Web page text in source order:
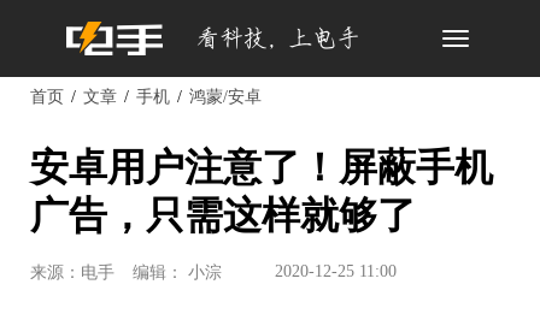
Toggle
首页 文章 手机 鸿蒙/安卓
安卓用户注意了！屏蔽手机
广告，只需这样就够了
来源：电手 编辑： 小淙 2020-12-25 11:00